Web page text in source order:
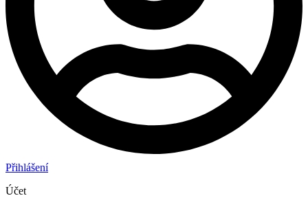
Přihlášení
Účet